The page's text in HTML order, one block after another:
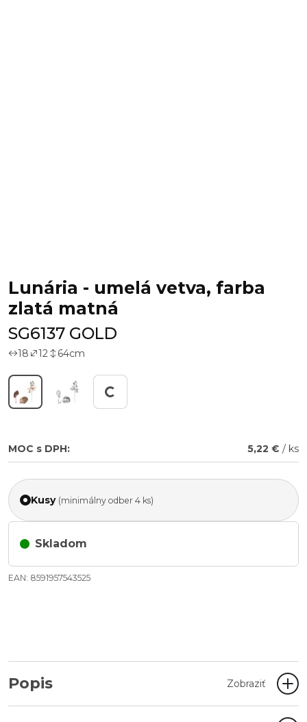
Lunária - umelá vetva, farba
zlatá matná
SG6137 GOLD
18 12 64cm
Working...
MOC s DPH: 5,22 € / ks
Kusy (minimálny odber 4 ks)
Skladom
EAN: 8591957543525
Popis Zobraziť